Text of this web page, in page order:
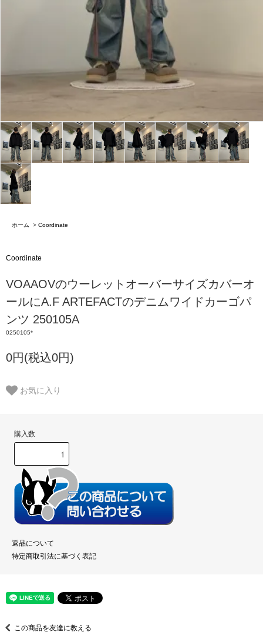
ホーム > Coordinate
Coordinate
VOAAOVのウーレットオーバーサイズカバーオ
ールにA.F ARTEFACTのデニムワイドカーゴパ
ンツ 250105A
0250105*
0円(税込0円)
お気に入り
購入数
返品について
特定商取引法に基づく表記
この商品を友達に教える